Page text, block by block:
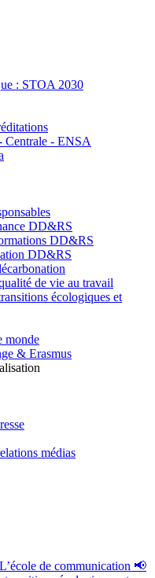
: STOA 2030
Centrale - ENSA
DD&RS
DD&RS
DD&RS
de vie au travail
écologiques et
monde
& Erasmus
médias
de communication 📢